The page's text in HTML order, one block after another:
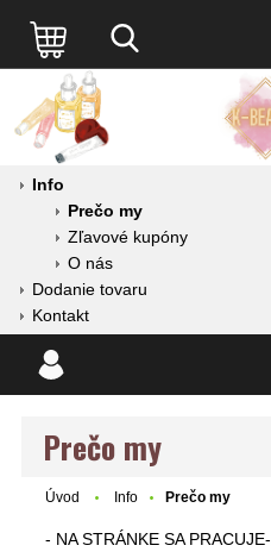
Info
Prečo my
Zľavové kupóny
O nás
Dodanie tovaru
Kontakt
Prečo my
Úvod Info Prečo my
- NA STRÁNKE SA PRACUJE-